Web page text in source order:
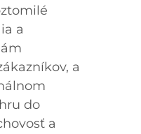
a
a
do
a